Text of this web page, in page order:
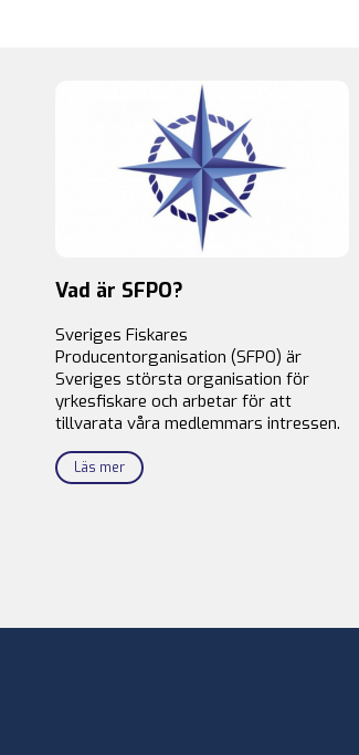
Vad är SFPO?
Sveriges Fiskares
Producentorganisation (SFPO) är
Sveriges största organisation för
yrkesfiskare och arbetar för att
tillvarata våra medlemmars intressen.
Läs mer